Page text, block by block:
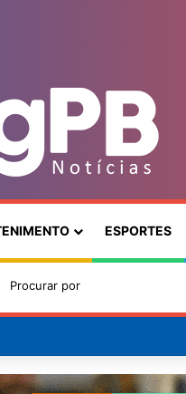
ESPORTES
skin
alerta cardiologista